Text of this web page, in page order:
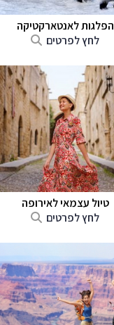
הפלגות לאנטארקטיקה
לחץ לפרטים
טיול עצמאי לאירופה
לחץ לפרטים